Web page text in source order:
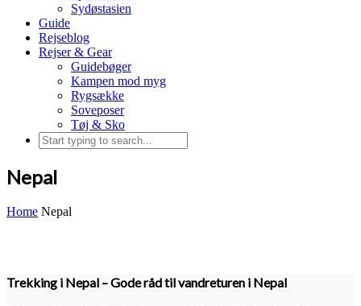
Sydøstasien
Guide
Rejseblog
Rejser & Gear
Guidebøger
Kampen mod myg
Rygsække
Soveposer
Tøj & Sko
Nepal
Home Nepal
Trekking i Nepal – Gode råd til vandreturen i Nepal